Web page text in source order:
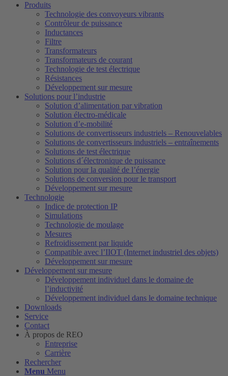
Produits
Technologie des convoyeurs vibrants
Contrôleur de puissance
Inductances
Filtre
Transformateurs
Transformateurs de courant
Technologie de test électrique
Résistances
Développement sur mesure
Solutions pour l’industrie
Solution d’alimentation par vibration
Solution électro-médicale
Solution d’e-mobilité
Solutions de convertisseurs industriels – Renouvelables
Solutions de convertisseurs industriels – entraînements
Solutions de test électrique
Solutions d´électronique de puissance
Solution pour la qualité de l’énergie
Solutions de conversion pour le transport
Développement sur mesure
Technologie
Indice de protection IP
Simulations
Technologie de moulage
Mesures
Refroidissement par liquide
Compatible avec l’IIOT (Internet industriel des objets)
Développement sur mesure
Développement sur mesure
Développement individuel dans le domaine de
l’inductivité
Développement individuel dans le domaine technique
Downloads
Service
Contact
À propos de REO
Entreprise
Carrière
Rechercher
Menu Menu